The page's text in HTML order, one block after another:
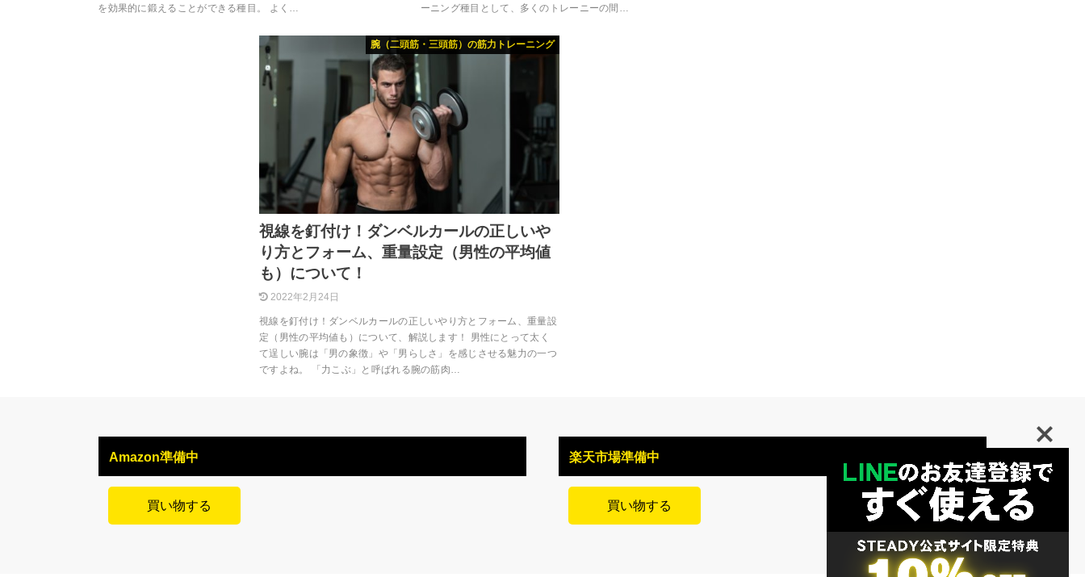
を効果的に鍛えることができる種目。 よく…
ーニング種目として、多くのトレーニーの間…
腕（二頭筋・三頭筋）の筋力トレーニング
視線を釘付け！ダンベルカールの正しいや
り方とフォーム、重量設定（男性の平均値
も）について！
2022年2月24日
視線を釘付け！ダンベルカールの正しいやり方とフォーム、重量設
定（男性の平均値も）について、解説します！ 男性にとって太く
て逞しい腕は「男の象徴」や「男らしさ」を感じさせる魅力の一つ
ですよね。 「力こぶ」と呼ばれる腕の筋肉…
Amazon準備中
買い物する
楽天市場準備中
買い物する